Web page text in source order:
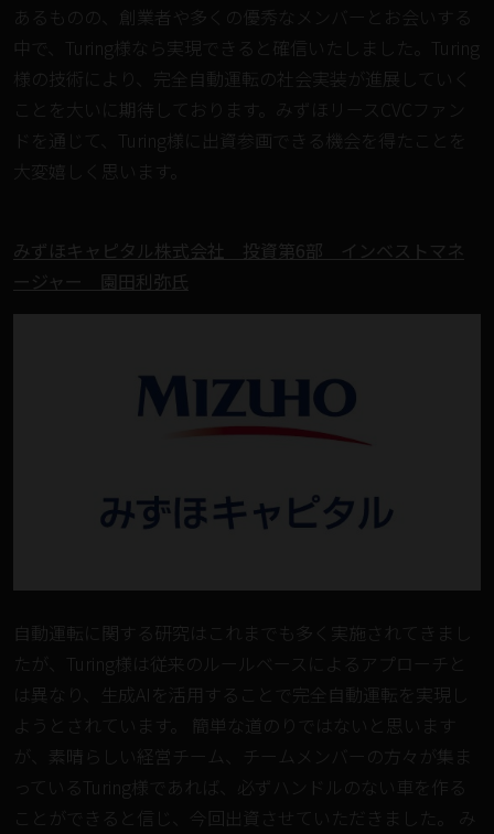
あるものの、創業者や多くの優秀なメンバーとお会いする
中で、Turing様なら実現できると確信いたしました。Turing
様の技術により、完全自動運転の社会実装が進展していく
ことを大いに期待しております。みずほリースCVCファン
ドを通じて、Turing様に出資参画できる機会を得たことを
⼤変嬉しく思います。
みずほキャピタル株式会社 投資第6部 インベストマネ
ージャー 園田利弥氏
自動運転に関する研究はこれまでも多く実施されてきまし
たが、Turing様は従来のルールベースによるアプローチと
は異なり、生成AIを活用することで完全自動運転を実現し
ようとされています。 簡単な道のりではないと思います
が、素晴らしい経営チーム、チームメンバーの方々が集ま
っているTuring様であれば、必ずハンドルのない車を作る
ことができると信じ、今回出資させていただきました。 み